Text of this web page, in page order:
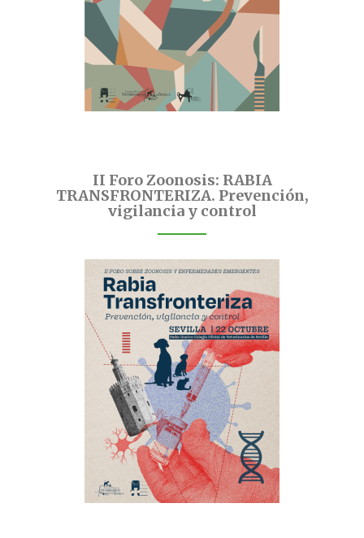
II Foro Zoonosis: RABIA
TRANSFRONTERIZA. Prevención,
vigilancia y control